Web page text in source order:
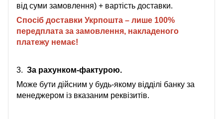
від суми замовлення) + вартість доставки.
Спосіб доставки Укрпошта – лише 100%
передплата за замовлення, накладеного
платежу немає!
3. За рахунком-фактурою.
Може бути дійсним у будь-якому відділі банку за
менеджером із вказаним реквізитів.